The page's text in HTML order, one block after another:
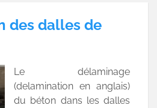
des dalles de
Le délaminage
(delamination en anglais)
du béton dans les dalles